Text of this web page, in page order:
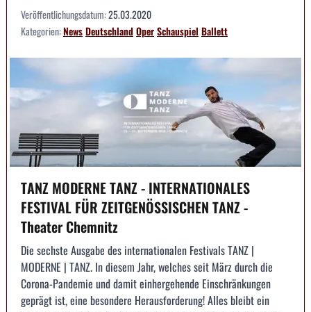
Veröffentlichungsdatum:25.03.2020
Kategorien:NewsDeutschlandOperSchauspiel Ballett
TANZ MODERNE TANZ - INTERNATIONALES
FESTIVAL FÜR ZEITGENÖSSISCHEN TANZ -
Theater Chemnitz
Die sechste Ausgabe des internationalen Festivals TANZ |
MODERNE | TANZ. In diesem Jahr, welches seit März durch die
Corona-Pandemie und damit einhergehende Einschränkungen
geprägt ist, eine besondere Herausforderung! Alles bleibt ein